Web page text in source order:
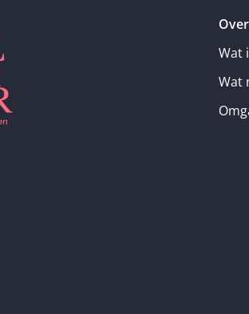
Wat
Wat